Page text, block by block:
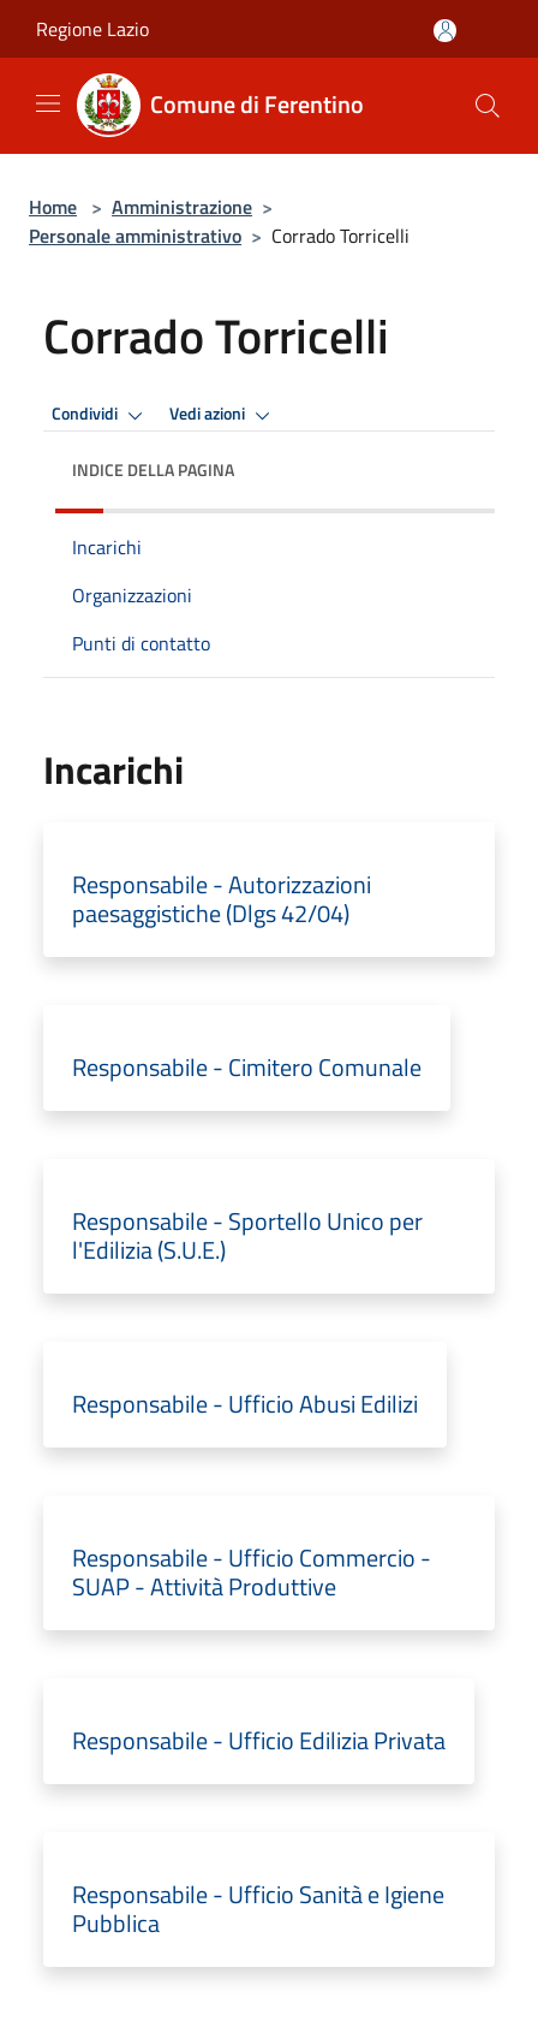
Regione Lazio
Comune di Ferentino
Home > Amministrazione >
Personale amministrativo > Corrado Torricelli
Corrado Torricelli
Condividi Vedi azioni
INDICE DELLA PAGINA
Incarichi
Organizzazioni
Punti di contatto
Incarichi
Responsabile - Autorizzazioni
paesaggistiche (Dlgs 42/04)
Responsabile - Cimitero Comunale
Responsabile - Sportello Unico per
l'Edilizia (S.U.E.)
Responsabile - Ufficio Abusi Edilizi
Responsabile - Ufficio Commercio -
SUAP - Attività Produttive
Responsabile - Ufficio Edilizia Privata
Responsabile - Ufficio Sanità e Igiene
Pubblica